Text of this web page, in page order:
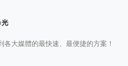
各大媒體的最快速、最便捷的方案！